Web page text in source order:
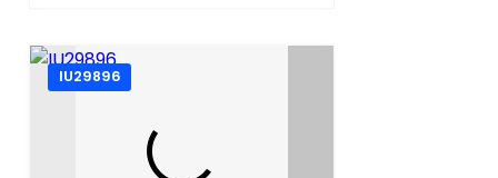
IU29896